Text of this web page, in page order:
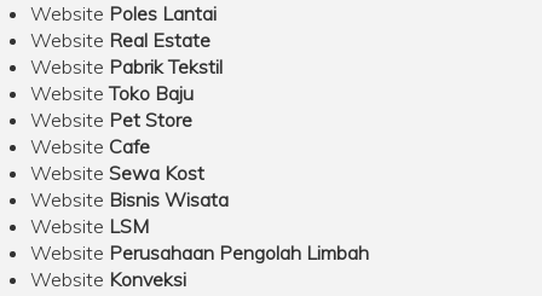
Website Poles Lantai
Website Real Estate
Website Pabrik Tekstil
WebsiteToko Baju
Website Pet Store
Website Cafe
Website Sewa Kost
Website Bisnis Wisata
Website LSM
Website Perusahaan Pengolah Limbah
Website Konveksi